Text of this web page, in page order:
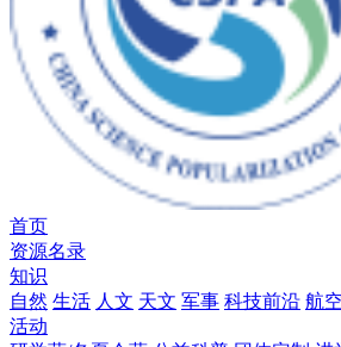
首页
资源名录
知识
自然 生活 人文 天文 军事 科技前沿 航
活动